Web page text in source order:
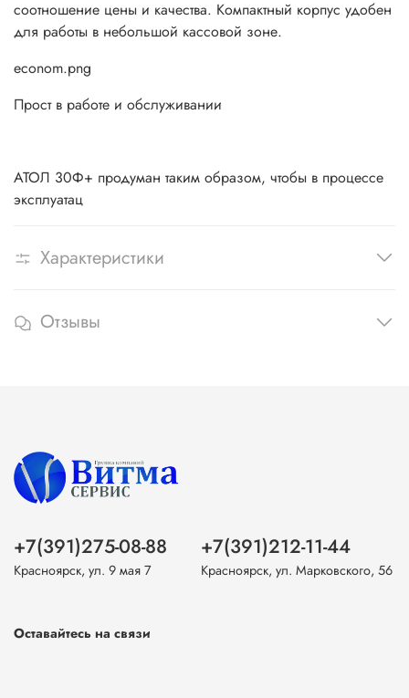
соотношение цены и качества. Компактный корпус удобен
для работы в небольшой кассовой зоне.
econom.png
Прост в работе и обслуживании
АТОЛ 30Ф+ продуман таким образом, чтобы в процессе
эксплуатац
Характеристики
Отзывы
+7(391)275-08-88
Красноярск, ул. 9 мая 7
+7(391)212-11-44
Красноярск, ул. Марковского, 56
Оставайтесь на связи